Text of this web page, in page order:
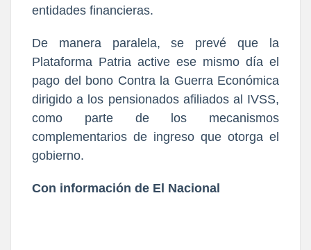
entidades financieras.
De manera paralela, se prevé que la
Plataforma Patria active ese mismo día el
pago del bono Contra la Guerra Económica
dirigido a los pensionados afiliados al IVSS,
como parte de los mecanismos
complementarios de ingreso que otorga el
gobierno.
Con información de El Nacional